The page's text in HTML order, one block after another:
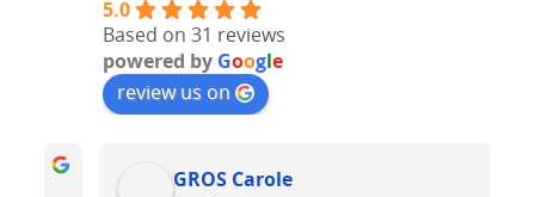
5.0
Based on 31 reviews
powered by Google
review us on
GROS Carole